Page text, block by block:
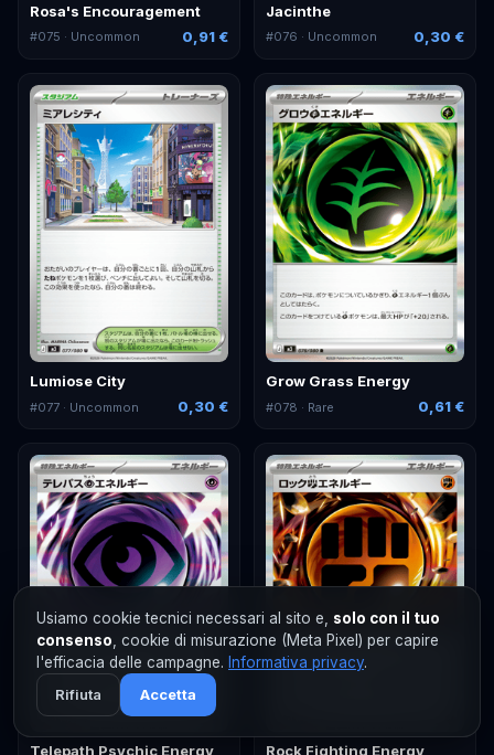
Rosa's Encouragement
#075 · Uncommon 0,91 €
Jacinthe
#076 · Uncommon 0,30 €
Lumiose City
#077 · Uncommon 0,30 €
Grow Grass Energy
#078 · Rare 0,61 €
Telepath Psychic Energy Rock Fighting Energy
Usiamo cookie tecnici necessari al sito e, solo con il tuo
consenso , cookie di misurazione (Meta Pixel) per capire
l'efficacia delle campagne. Informativa privacy.
Rifiuta
Accetta